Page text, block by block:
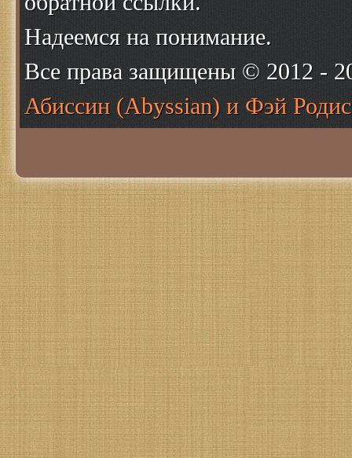
Надеемся на понимание.
Все права защищены © 2012 -
Абиссин (Abyssian) и Фэй